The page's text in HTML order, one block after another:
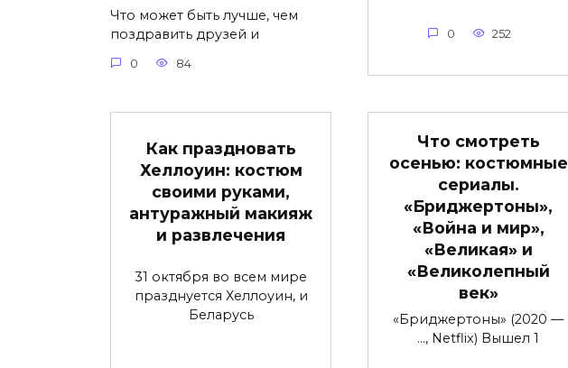
Что может быть лучше, чем
поздравить друзей и
0 84
0 252
Как праздновать
Хеллоуин: костюм
своими руками,
антуражный макияж
и развлечения
31 октября во всем мире
празднуется Хеллоуин, и
Беларусь
Что смотреть
осенью: костюмные
сериалы.
«Бриджертоны»,
«Война и мир»,
«Великая» и
«Великолепный
век»
«Бриджертоны» (2020 —
…, Netflix) Вышел 1